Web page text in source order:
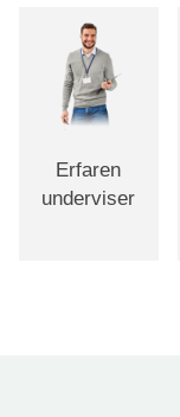
Erfaren
underviser